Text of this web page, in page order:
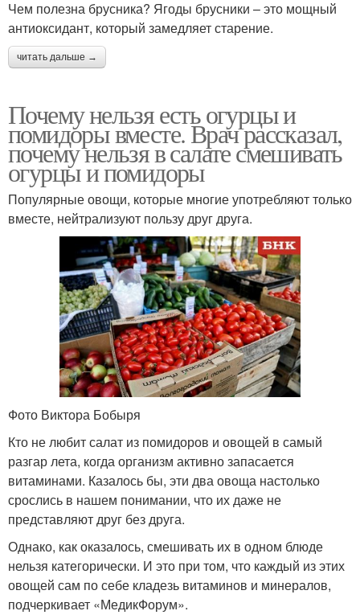
Чем полезна брусника? Ягоды брусники – это мощный
антиоксидант, который замедляет старение.
читать дальше →
Почему нельзя есть огурцы и
помидоры вместе. Врач рассказал,
почему нельзя в салате смешивать
огурцы и помидоры
Популярные овощи, которые многие употребляют только
вместе, нейтрализуют пользу друг друга.
Фото Виктора Бобыря
Кто не любит салат из помидоров и овощей в самый
разгар лета, когда организм активно запасается
витаминами. Казалось бы, эти два овоща настолько
срослись в нашем понимании, что их даже не
представляют друг без друга.
Однако, как оказалось, смешивать их в одном блюде
нельзя категорически. И это при том, что каждый из этих
овощей сам по себе кладезь витаминов и минералов,
подчеркивает «МедикФорум».